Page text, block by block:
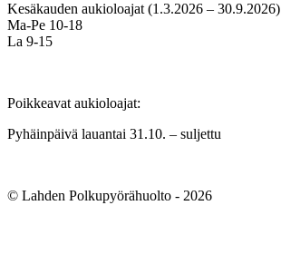
Kesäkauden aukioloajat (1.3.2026 – 30.9.2026)
Ma-Pe 10-18
La 9-15
Poikkeavat aukioloajat:
Pyhäinpäivä lauantai 31.10. – suljettu
© Lahden Polkupyörähuolto - 2026